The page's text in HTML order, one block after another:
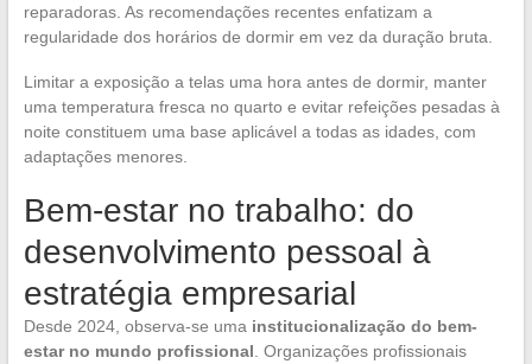
reparadoras. As recomendações recentes enfatizam a
regularidade dos horários de dormir em vez da duração bruta.
Limitar a exposição a telas uma hora antes de dormir, manter
uma temperatura fresca no quarto e evitar refeições pesadas à
noite constituem uma base aplicável a todas as idades, com
adaptações menores.
Bem-estar no trabalho: do
desenvolvimento pessoal à
estratégia empresarial
Desde 2024, observa-se uma institucionalização do bem-
estar no mundo profissional . Organizações profissionais